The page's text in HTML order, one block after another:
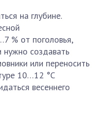
на глубине.
% от поголовья,
создавать
или переносить
10…12 °С
весеннего